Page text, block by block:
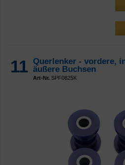
11 Querlenker - vordere,
äußere Buchsen
Art-Nr. SPF0825K